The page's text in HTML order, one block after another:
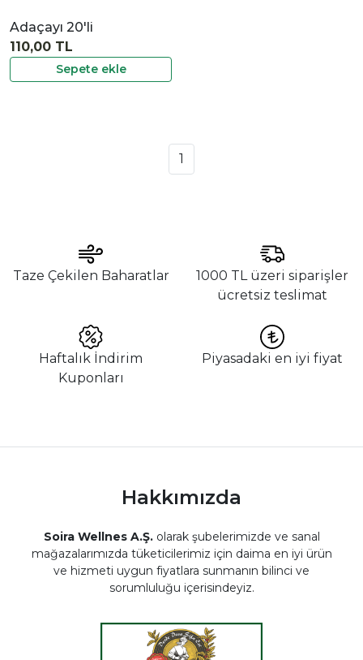
Adaçayı 20'li
Sepete ekle
110,00 TL
1
Taze Çekilen Baharatlar
1000 TL üzeri siparişler
ücretsiz teslimat
Haftalık İndirim
Kuponları
Piyasadaki en iyi fiyat
Hakkımızda
Soira Wellnes A.Ş.olarak şubelerimizde ve sanal
mağazalarımızda tüketicilerimiz için daima en iyi ürün
ve hizmeti uygun fiyatlara sunmanın bilinci ve
sorumluluğu içerisindeyiz.